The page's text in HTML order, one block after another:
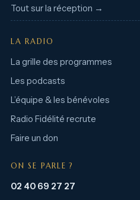
Tout sur la réception →
LA RADIO
La grille des programmes
Les podcasts
L’équipe & les bénévoles
Radio Fidélité recrute
Faire un don
ON SE PARLE ?
02 40 69 27 27